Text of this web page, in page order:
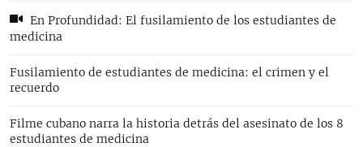
En Profundidad: El fusilamiento de los estudiantes de
medicina
Fusilamiento de estudiantes de medicina: el crimen y el
recuerdo
Filme cubano narra la historia detrás del asesinato de los 8
estudiantes de medicina